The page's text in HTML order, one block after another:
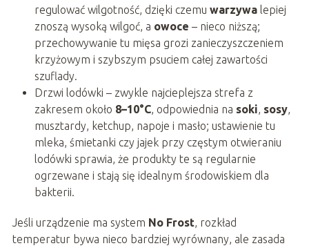
regulować wilgotność, dzięki czemu warzywalepiej
znoszą wysoką wilgoć, a owoce – nieco niższą;
przechowywanie tu mięsa grozi zanieczyszczeniem
krzyżowym i szybszym psuciem całej zawartości
szuflady.
Drzwi lodówki – zwykle najcieplejsza strefa z
zakresem około 8–10°C, odpowiednia na soki sosy,
musztardy, ketchup, napoje i masło; ustawienie tu
mleka, śmietanki czy jajek przy częstym otwieraniu
lodówki sprawia, że produkty te są regularnie
ogrzewane i stają się idealnym środowiskiem dla
bakterii.
Jeśli urządzenie ma system No Frost , rozkład
temperatur bywa nieco bardziej wyrównany, ale zasada